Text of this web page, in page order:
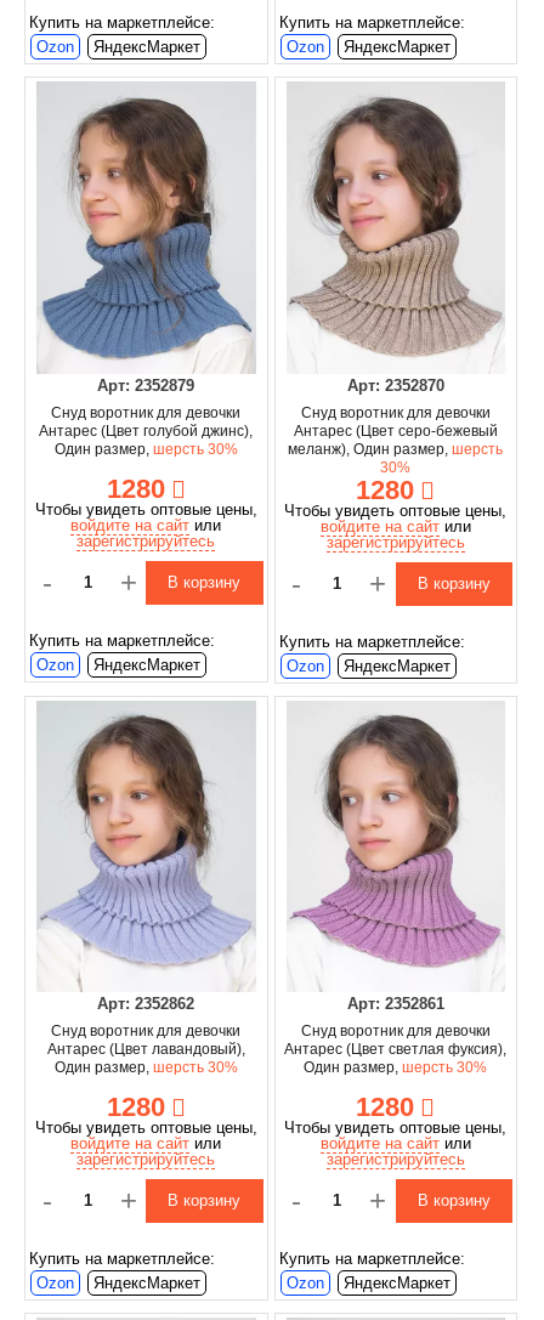
Купить на маркетплейсе:
Ozon
ЯндексМаркет
Купить на маркетплейсе:
Ozon
ЯндексМаркет
Арт: 2352879
Снуд воротник для девочки
Антарес (Цвет голубой джинс),
Один размер, шерсть 30%
1280
Чтобы увидеть оптовые цены,
войдите на сайт или
зарегистрируйтесь
- + В корзину
Купить на маркетплейсе:
Ozon
ЯндексМаркет
Арт: 2352870
Снуд воротник для девочки
Антарес (Цвет серо-бежевый
меланж), Один размер,шерсть
30%
1280
Чтобы увидеть оптовые цены,
войдите на сайтили
зарегистрируйтесь
- + В корзину
Купить на маркетплейсе:
Ozon
ЯндексМаркет
Арт: 2352862
Снуд воротник для девочки
Антарес (Цвет лавандовый),
Один размер, шерсть 30%
1280
Чтобы увидеть оптовые цены,
войдите на сайт или
зарегистрируйтесь
- + В корзину
Купить на маркетплейсе:
Ozon
ЯндексМаркет
Арт: 2352861
Снуд воротник для девочки
Антарес (Цвет светлая фуксия),
Один размер,шерсть 30%
1280
Чтобы увидеть оптовые цены,
войдите на сайтили
зарегистрируйтесь
- + В корзину
Купить на маркетплейсе:
Ozon
ЯндексМаркет